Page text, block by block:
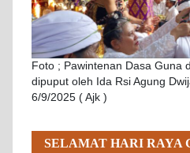
Foto ; Pawintenan Dasa Guna
dipuput oleh Ida Rsi Agung
6/9/2025 ( Ajk )
SELAMAT HARI RAYA